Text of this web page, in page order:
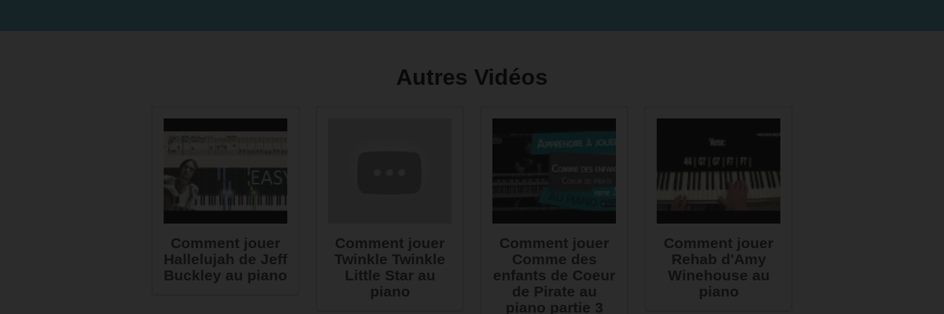
Autres Vidéos
Comment jouer
Hallelujah de Jeff
Buckley au piano
Comment jouer
Twinkle Twinkle
Little Star au
piano
Comment jouer
Comme des
enfants de Coeur
de Pirate au
piano partie 3
Comment jouer
Rehab d'Amy
Winehouse au
piano